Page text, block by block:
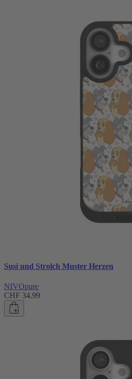
Susi und Strolch Muster Herzen
NIVOpure
CHF 34.99